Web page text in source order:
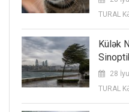
TURAL
Külək
28
TURAL